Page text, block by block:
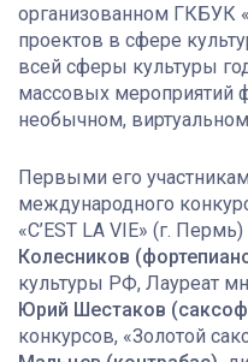
организованном ГКБУК
проектов в сфере
всей сферы культуры
массовых мероприятий
необычном,
Первыми его
международного
«C’EST LA VIE» (г.
Колесников
культуры РФ, Лауреат
Юрий Шестаков
конкурсов, «Золотой